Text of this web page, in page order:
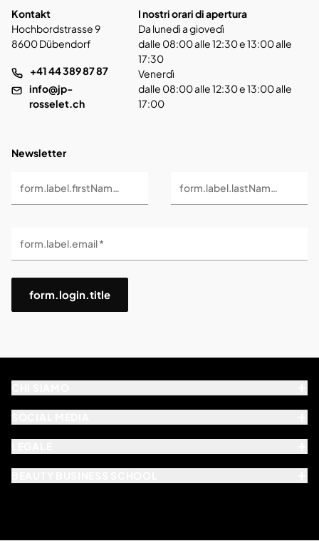
Kontakt
Hochbordstrasse 9
8600 Dübendorf
+41 44 389 87 87
info@jp-
rosselet.ch
I nostri orari di apertura
Da lunedì a giovedì
dalle 08:00 alle 12:30 e 13:00 alle
17:30
Venerdì
dalle 08:00 alle 12:30 e 13:00 alle
17:00
Newsletter
form.label.firstName * form.label.lastName *
form.label.email *
form.login.title